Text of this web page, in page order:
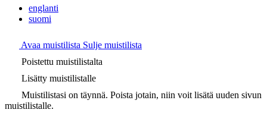
englanti
suomi
Avaa muistilista Sulje muistilista
Poistettu muistilistalta
Lisätty muistilistalle
Muistilistasi on täynnä. Poista jotain, niin voit lisätä uuden sivun
muistilistalle.